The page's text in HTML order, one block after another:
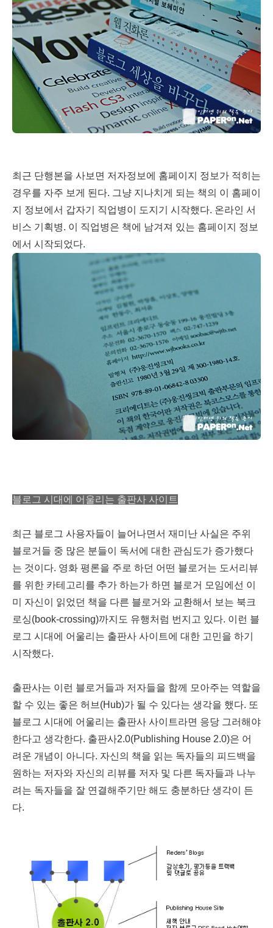
최근 단행본을 사보면 저자정보에 홈페이지 정보가 적히는
경우를 자주 보게 된다. 그냥 지나치게 되는 책의 이 홈페이
지 정보에서 갑자기 직업병이 도지기 시작했다. 온라인 서
비스 기획병. 이 직업병은 책에 남겨져 있는 홈페이지 정보
에서 시작되었다.
블로그 시대에 어울리는 출판사 사이트
최근 블로그 사용자들이 늘어나면서 재미난 사실은 주위
블로거들 중 많은 분들이 독서에 대한 관심도가 증가했다
는 것이다. 영화 평론을 주로 하던 어떤 블로거는 도서리뷰
를 위한 카테고리를 추가 하는가 하면 블로거 모임에선 이
미 자신이 읽었던 책을 다른 블로거와 교환해서 보는 북크
로싱(book-crossing)까지도 유행처럼 번지고 있다. 이런 블
로그 시대에 어울리는 출판사 사이트에 대한 고민을 하기
시작했다.
출판사는 이런 블로거들과 저자들을 함께 모아주는 역할을
할 수 있는 좋은 허브(Hub)가 될 수 있다는 생각을 했다. 또
블로그 시대에 어울리는 출판사 사이트라면 응당 그러해야
한다고 생각한다. 출판사2.0(Publishing House 2.0)은 어
려운 개념이 아니다. 자신의 책을 읽는 독자들의 피드백을
원하는 저자와 자신의 리뷰를 저자 및 다른 독자들과 나누
려는 독자들을 잘 연결해주기만 해도 충분하단 생각이 든
다.